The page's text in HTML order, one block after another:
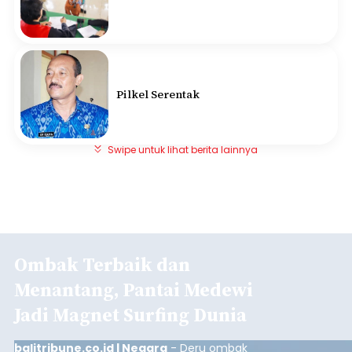
Pilkel Serentak
Swipe untuk lihat berita lainnya
Ombak Terbaik dan
Menantang, Pantai Medewi
Jadi Magnet Surfing Dunia
balitribune.co.id | Negara - Deru ombak